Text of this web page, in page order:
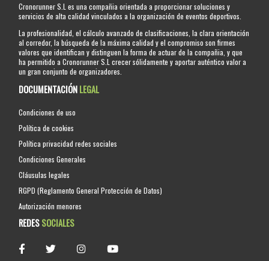
Cronorunner S.L es una compañia orientada a proporcionar soluciones y
servicios de alta calidad vinculados a la organización de eventos deportivos.
La profesionalidad, el cálculo avanzado de clasificaciones, la clara orientación
al corredor, la búsqueda de la máxima calidad y el compromiso son firmes
valores que identifican y distinguen la forma de actuar de la compañia, y que
ha permitido a Cronorunner S.L crecer sólidamente y aportar auténtico valor a
un gran conjunto de organizadores.
DOCUMENTACIÓNLEGAL
Condiciones de uso
Política de cookies
Política privacidad redes sociales
Condiciones Generales
Cláusulas legales
RGPD (Reglamento General Protección de Datos)
Autorización menores
REDESSOCIALES